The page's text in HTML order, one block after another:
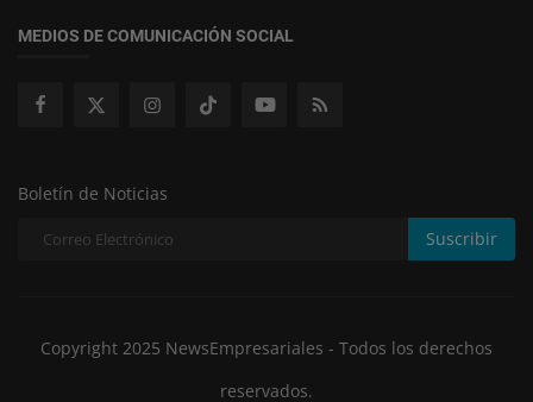
MEDIOS DE COMUNICACIÓN SOCIAL
Boletín de Noticias
Suscribir
Copyright 2025 NewsEmpresariales - Todos los derechos
reservados.